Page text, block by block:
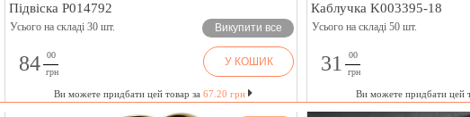
Підвіска P014792
Усього на складі 30 шт. Викупити все
84
00
грн
У КОШИК
Ви можете придбати цей товар за 67.20 грн
Каблучка K003395-18
Усього на складі 50 шт.
31
00
грн
Ви можете придбати цей